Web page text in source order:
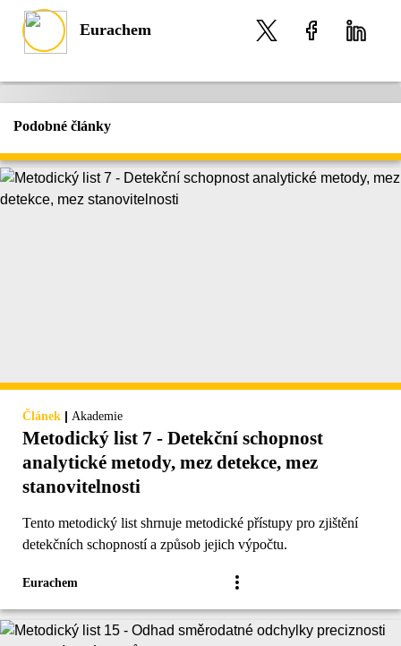
Eurachem
Podobné články
Článek | Akademie
Metodický list 7 - Detekční schopnost
analytické metody, mez detekce, mez
stanovitelnosti
Tento metodický list shrnuje metodické přístupy pro zjištění
detekčních schopností a způsob jejich výpočtu.
Eurachem